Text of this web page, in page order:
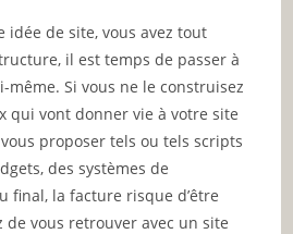
idée de site, vous avez tout
il est temps de passer à
Si vous ne le construisez
qui vont donner vie à votre site
proposer tels ou tels scripts
des systèmes de
final, la facture risque d’être
de vous retrouver avec un site